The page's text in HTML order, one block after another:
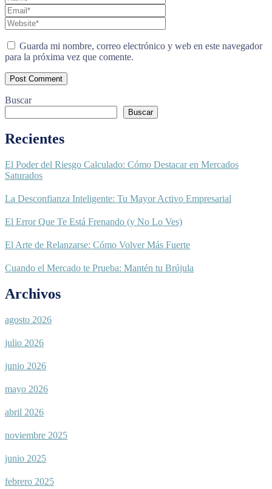
Guarda mi nombre, correo electrónico y web en este navegador
para la próxima vez que comente.
Buscar
Buscar
Recientes
El Poder del Riesgo Calculado: Cómo Destacar en Mercados
Saturados
La Desconfianza Inteligente: Tu Mayor Activo Empresarial
El Error Que Te Está Frenando (y No Lo Ves)
El Arte de Relanzarse: Cómo Volver Más Fuerte
Cuando el Mercado te Prueba: Mantén tu Brújula
Archivos
agosto 2026
julio 2026
junio 2026
mayo 2026
abril 2026
noviembre 2025
junio 2025
febrero 2025